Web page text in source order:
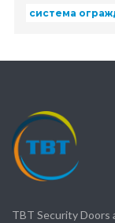
система
TBT Security Doors